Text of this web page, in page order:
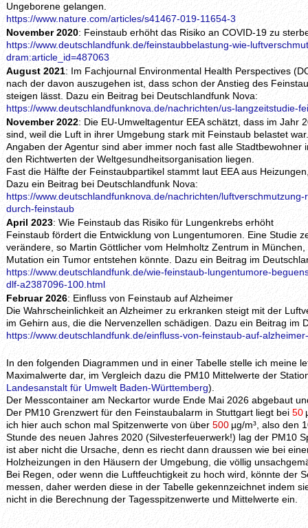
Ungeborene gelangen.
https://www.nature.com/articles/s41467-019-11654-3
November 2020: Feinstaub erhöht das Risiko an COVID-19 zu
https://www.deutschlandfunk.de/feinstaubbelastung-wie-
dram:article_id=487063
August 2021: Im Fachjournal Environmental Health Perspectives
nach der davon auszugehen ist, dass schon der Anstieg des
steigen lässt. Dazu ein Beitrag bei Deutschlandfunk Nova:
https://www.deutschlandfunknova.de/nachrichten/us-langzeitstudie-
November 2022: Die EU-Umweltagentur EEA schätzt, dass im Jahr
sind, weil die Luft in ihrer Umgebung stark mit Feinstaub belastet
Angaben der Agentur sind aber immer noch fast alle
den Richtwerten der Weltgesundheitsorganisation liegen.
Fast die Hälfte der Feinstaubpartikel stammt laut EEA aus
Dazu ein Beitrag bei Deutschlandfunk Nova:
https://www.deutschlandfunknova.de/nachrichten/
durch-feinstaub
April 2023: Wie Feinstaub das Risiko für Lungenkrebs erhöht
Feinstaub fördert die Entwicklung von Lungentumoren. Eine Studie
verändere, so Martin Göttlicher vom Helmholtz Zentrum in
Mutation ein Tumor entstehen könnte. Dazu ein Beitrag im
https://www.deutschlandfunk.de/wie-feinstaub-lungentumore-
dlf-a2387096-100.html
Februar 2026: Einfluss von Feinstaub auf Alzheimer
Die Wahrscheinlichkeit an Alzheimer zu erkranken steigt mit der
im Gehirn aus, die die Nervenzellen schädigen. Dazu ein Beitrag im
https://www.deutschlandfunk.de/einfluss-von-feinstaub-auf-
In den folgenden Diagrammen und in einer Tabelle stelle ich meine
Maximalwerte dar, im Vergleich dazu die PM10 Mittelwerte der
Landesanstalt für Umwelt Baden-Württemberg).
Der Messcontainer am Neckartor wurde Ende Mai 2026 abgebaut
Der PM10 Grenzwert für den Feinstaubalarm in Stuttgart liegt bei 50
ich hier auch schon mal Spitzenwerte von über 500 µg/m³, also den
Stunde des neuen Jahres 2020 (Silvesterfeuerwerk!) lag der PM10
ist aber nicht die Ursache, denn es riecht dann draussen wie bei
Holzheizungen in den Häusern der Umgebung, die völlig
Bei Regen, oder wenn die Luftfeuchtigkeit zu hoch wird, könnte der
messen, daher werden diese in der Tabelle gekennzeichnet indem
nicht in die Berechnung der Tagesspitzenwerte und Mittelwerte ein.